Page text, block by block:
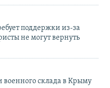
поддержки из-за
не могут вернуть
склада в Крыму